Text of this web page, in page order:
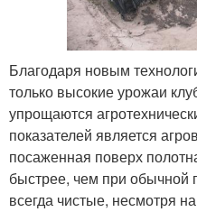
Благодаря новым
только высокие урожаи
упрощаются
показателей является
посаженная поверх
быстрее, чем при обычной
всегда чистые, несмотря